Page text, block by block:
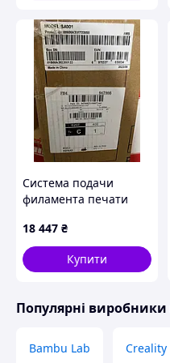
Система подачи
филамента печати
X1 P1
18 447 ₴
Купити
Популярні виробники
Bambu Lab Creality